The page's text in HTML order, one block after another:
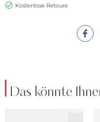
Kostenlose Retoure
Das könnte